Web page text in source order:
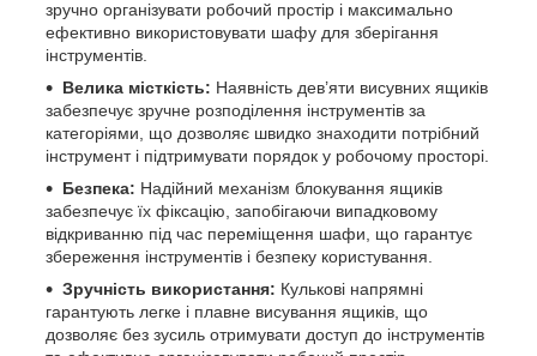
зручно організувати робочий простір і максимально
ефективно використовувати шафу для зберігання
інструментів.
Велика місткість: Наявність дев’яти висувних ящиків
забезпечує зручне розподілення інструментів за
категоріями, що дозволяє швидко знаходити потрібний
інструмент і підтримувати порядок у робочому просторі.
Безпека: Надійний механізм блокування ящиків
забезпечує їх фіксацію, запобігаючи випадковому
відкриванню під час переміщення шафи, що гарантує
збереження інструментів і безпеку користування.
Зручність використання: Кулькові напрямні
гарантують легке і плавне висування ящиків, що
дозволяє без зусиль отримувати доступ до інструментів